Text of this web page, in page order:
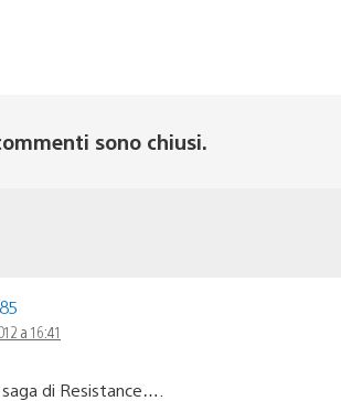
sono chiusi.
a 16:41
di Resistance….